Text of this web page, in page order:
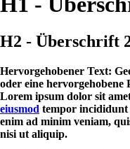
H2 - Überschrift
Hervorgehobener Text:
oder eine hervorgehobene
Lorem ipsum dolor sit
eiusmod tempor incididunt
enim ad minim veniam,
nisi ut aliquip.